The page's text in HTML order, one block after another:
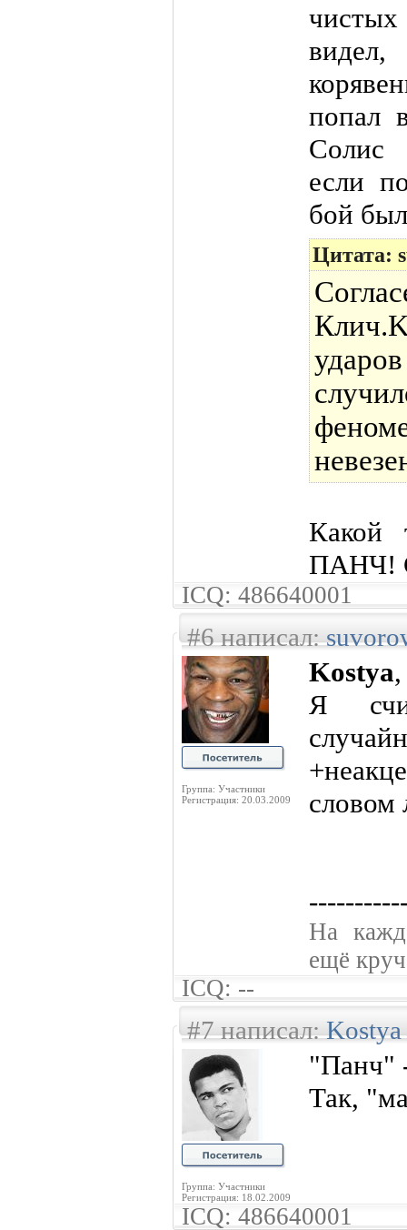
попал
Солис
если
бой
Цитата:
Какой
ПАНЧ!
ICQ: 486640001
#6 написал:
Группа: Участники
Регистрация: 20.03.2009
Kostya,
Я
словом
На
ещё
ICQ: --
#7 написал:Kostya
Группа: Участники
Регистрация: 18.02.2009
"Панч"
Так,
ICQ: 486640001